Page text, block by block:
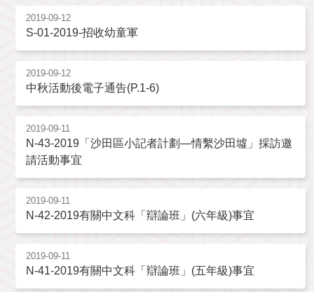
2019-09-12
S-01-2019-招收幼童軍
2019-09-12
中秋活動後電子通告(P.1-6)
2019-09-11
N-43-2019「沙田區小記者計劃—情繫沙田墟」採訪邀
請活動事宜
2019-09-11
N-42-2019有關中文科「辯論班」(六年級)事宜
2019-09-11
N-41-2019有關中文科「辯論班」(五年級)事宜